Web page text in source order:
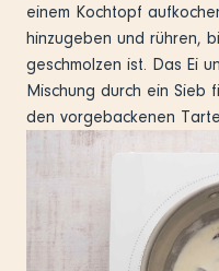
einem Kochtopf
hinzugeben und rühren,
geschmolzen ist. Das Ei
Mischung durch ein Sieb
den vorgebackenen